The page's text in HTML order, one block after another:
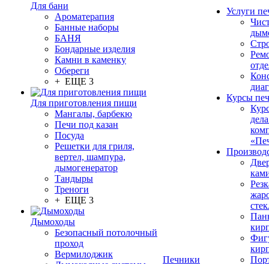
Для бани
Ароматерапия
Банные наборы
БАНЯ
Бондарные изделия
Камни в каменку
Обереги
+ ЕЩЕ 3
Для приготовления пищи
Мангалы, барбекю
Печи под казан
Посуда
Решетки для гриля,
вертел, шампура,
дымогенератор
Тандыры
Треноги
+ ЕЩЕ 3
Дымоходы
Безопасный потолочный
проход
Вермилоджик
Печники
Услуги
Курсы